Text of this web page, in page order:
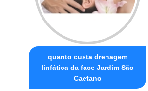
quanto custa drenagem
linfática da face Jardim São
Caetano